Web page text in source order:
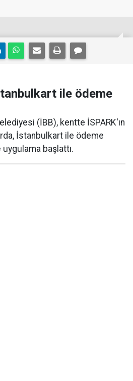
ile ödeme
(İBB), kentte İSPARK'ın
İstanbulkart ile ödeme
başlattı.